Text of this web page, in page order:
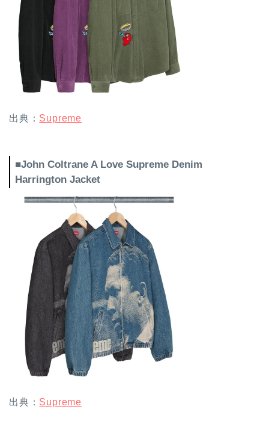
出典： Supreme
■John Coltrane A Love Supreme Denim
Harrington Jacket
出典： Supreme